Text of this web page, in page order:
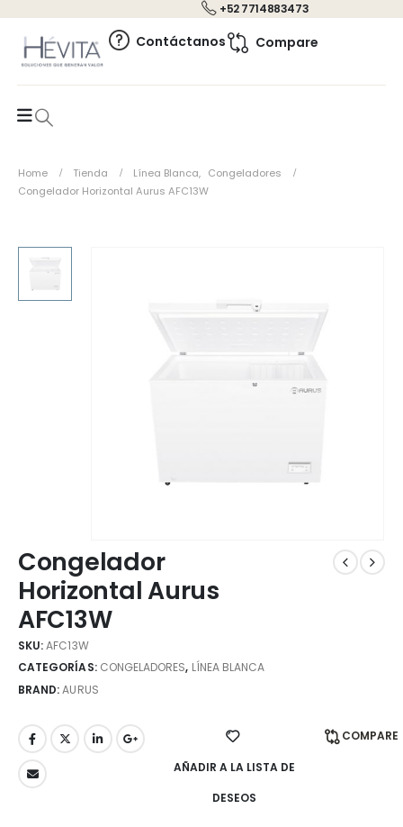
+52 7714883473
Contáctanos Compare
Home Tienda Línea Blanca, Congeladores
Congelador Horizontal Aurus AFC13W
Congelador
Horizontal Aurus
AFC13W
SKU:AFC13W
CATEGORÍAS: CONGELADORES, LÍNEA BLANCA
BRAND:AURUS
AÑADIR A LA LISTA DE
DESEOS
COMPARE